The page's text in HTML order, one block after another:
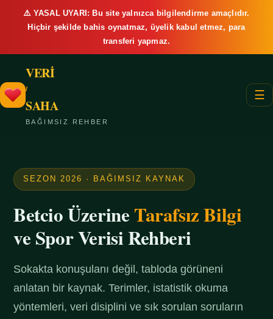
⚠️ YASAL UYARI: Bu site yalnızca bilgilendirme amaçlıdır.
Hiçbir şekilde bahis oynatmaz, üyelik kabul etmez, para
transferi yapmaz.
VERİ
/
SAHA
BAĞIMSIZ REHBER
☰
SEZON 2026 · BAĞIMSIZ KAYNAK
Betcio ÜzerineTarafsız Bilgi
ve Spor Verisi Rehberi
Sokakta konuşulanı değil, tabloda görüneni
anlatan bir kaynak. Terimler, istatistik okuma
yöntemleri, veri disiplini ve sık sorulan soruların